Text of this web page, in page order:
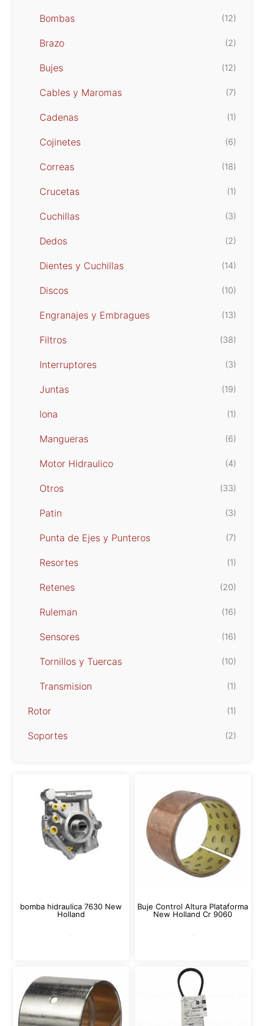
Bombas (12)
Brazo (2)
Bujes (12)
Cables y Maromas (7)
Cadenas (1)
Cojinetes (6)
Correas (18)
Crucetas (1)
Cuchillas (3)
Dedos (2)
Dientes y Cuchillas (14)
Discos (10)
Engranajes y Embragues (13)
Filtros (38)
Interruptores (3)
Juntas (19)
lona (1)
Mangueras (6)
Motor Hidraulico (4)
Otros (33)
Patin (3)
Punta de Ejes y Punteros (7)
Resortes (1)
Retenes (20)
Ruleman (16)
Sensores (16)
Tornillos y Tuercas (10)
Transmision (1)
Rotor (1)
Soportes (2)
bomba hidraulica 7630 New
Holland
Buje Control Altura Plataforma
New Holland Cr 9060